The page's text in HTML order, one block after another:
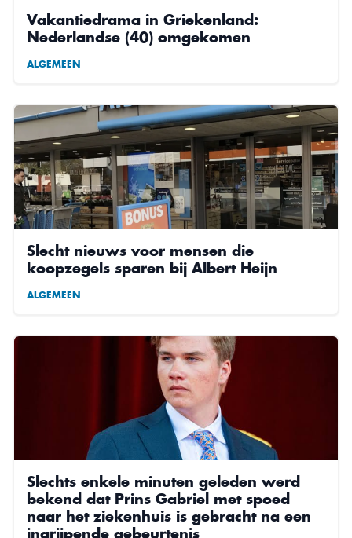
Vakantiedrama in Griekenland:
Nederlandse (40) omgekomen
ALGEMEEN
Slecht nieuws voor mensen die
koopzegels sparen bij Albert Heijn
ALGEMEEN
Slechts enkele minuten geleden werd
bekend dat Prins Gabriel met spoed
naar het ziekenhuis is gebracht na een
ingrijpende gebeurtenis